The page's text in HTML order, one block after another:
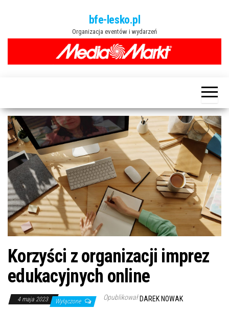
bfe-lesko.pl
Organizacja eventów i wydarzeń
Korzyści z organizacji imprez
edukacyjnych online
4 maja 2023 Wyłączone Opublikował DAREK NOWAK